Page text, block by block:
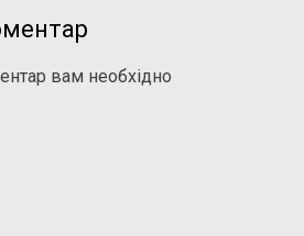
вам необхідно